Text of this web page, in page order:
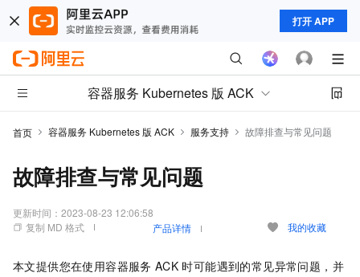
打开 APP
容器服务 Kubernetes 版 ACK
首页 容器服务 Kubernetes 版 ACK 服务支持 故障排查与常见问题
故障排查与常见问题
更新时间： 2023-08-23 12:06:58
复制 MD 格式
产品详情 我的收藏
本文提供您在使用容器服务 ACK 时可能遇到的常见异常问题，并